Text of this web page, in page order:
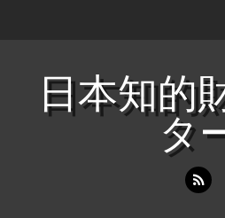
日本知的
タ